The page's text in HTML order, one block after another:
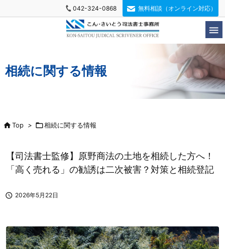

042-324-0868 無料相談（オンライン対応）
相続に関する情報
Top > 相続に関する情報
【司法書士監修】原野商法の土地を相続した方へ！
「高く売れる」の勧誘は二次被害？対策と相続登記
 2026年5月22日